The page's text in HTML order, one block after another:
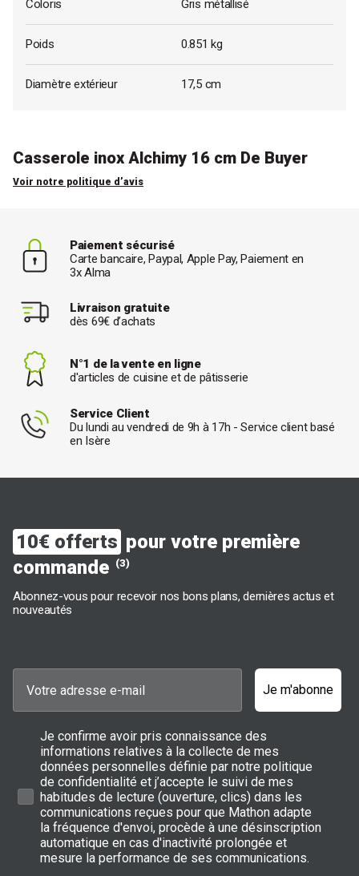
Coloris Gris métallisé
Poids 0.851 kg
Diamètre extérieur 17,5 cm
Casserole inox Alchimy 16 cm De Buyer
Voir notre politique d’avis
Paiement sécurisé
Carte bancaire, Paypal, Apple Pay, Paiement en
3x Alma
Livraison gratuite
dès 69€ d’achats
N°1 de la vente en ligne
d'articles de cuisine et de pâtisserie
Service Client
Du lundi au vendredi de 9h à 17h - Service client basé
en Isère
10€ offerts pour votre première
commande (3)
Abonnez-vous pour recevoir nos bons plans, dernières actus et
nouveautés
Je m'abonne
Je confirme avoir pris connaissance des
informations relatives à la collecte de mes
données personnelles définie par notre politique
de confidentialité et j’accepte le suivi de mes
habitudes de lecture (ouverture, clics) dans les
communications reçues pour que Mathon adapte
la fréquence d'envoi, procède à une désinscription
automatique en cas d'inactivité prolongée et
mesure la performance de ses communications.